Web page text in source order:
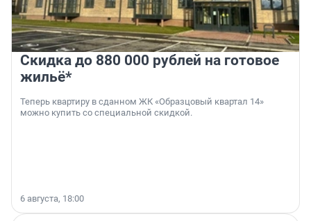
Скидка до 880 000 рублей на готовое
жильё*
Теперь квартиру в сданном ЖК «Образцовый квартал 14»
можно купить со специальной скидкой.
6 августа, 18:00